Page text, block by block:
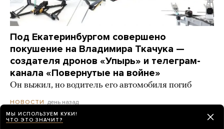
Под Екатеринбургом совершено
покушение на Владимира Ткачука —
создателя дронов «Упырь» и телеграм-
канала «Повернутые на войне»
Он выжил, но водитель его автомобиля погиб
НОВОСТИ день назад
МЫ ИСПОЛЬЗУЕМ КУКИ!
ЧТО ЭТО ЗНАЧИТ?